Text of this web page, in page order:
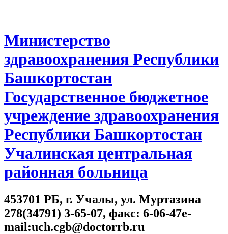
Министерство
здравоохранения Республики
Башкортостан
Государственное бюджетное
учреждение здравоохранения
Республики Башкортостан
Учалинская центральная
районная больница
453701 РБ, г. Учалы, ул. Муртазина
278(34791) 3-65-07, факс: 6-06-47e-
mail:uch.cgb@doctorrb.ru